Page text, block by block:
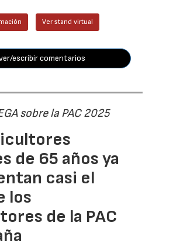
Ver stand virtual
escribir comentarios
sobre la PAC 2025
de 65 años ya
casi el
los
de la PAC